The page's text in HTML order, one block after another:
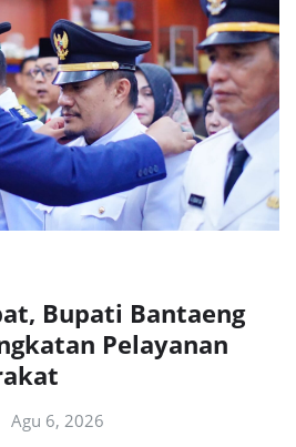
Bupati Bantaeng
Pelayanan
Agu 6, 2026